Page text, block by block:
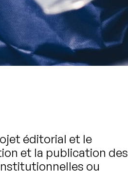
éditorial et le
et la publication des
ou